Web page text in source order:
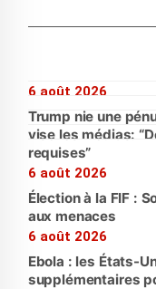
6 août 2026
Trump nie une
vise les médias:
requises”
6 août 2026
Élection à la FIF :
aux menaces
6 août 2026
Ebola : les États-
supplémentaires